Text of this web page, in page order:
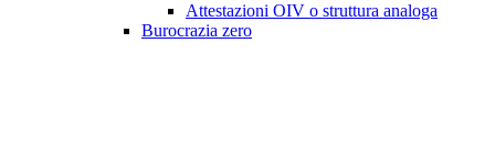
Attestazioni OIV o struttura analoga
Burocrazia zero